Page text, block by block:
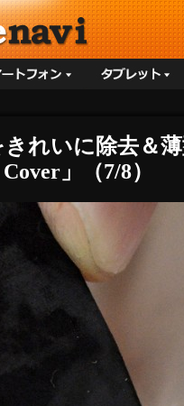
れいに除去＆
」（7/8）